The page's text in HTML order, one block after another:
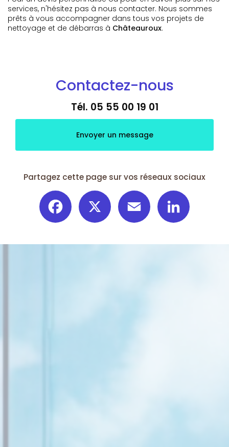
services, n'hésitez pas à nous contacter. Nous sommes
prêts à vous accompagner dans tous vos projets de
nettoyage et de débarras à Châteauroux.
Contactez-nous
Tél. 05 55 00 19 01
Envoyer un message
Partagez cette page sur vos réseaux sociaux
Facebook Email